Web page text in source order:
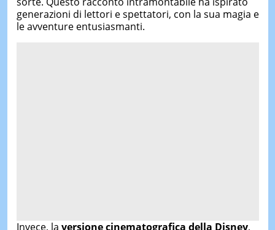
generazioni di lettori e spettatori, con la sua magia e
le avventure entusiasmanti.
Invece, la versione cinematografica della Disney,